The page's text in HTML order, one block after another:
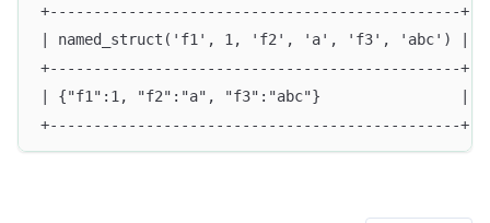
+-----------------------------------------------
| named_struct('f1', 1, 'f2', 'a', 'f3', 'abc') |
+-----------------------------------------------
| {"f1":1, "f2":"a", "f3":"abc"}                |
+-----------------------------------------------